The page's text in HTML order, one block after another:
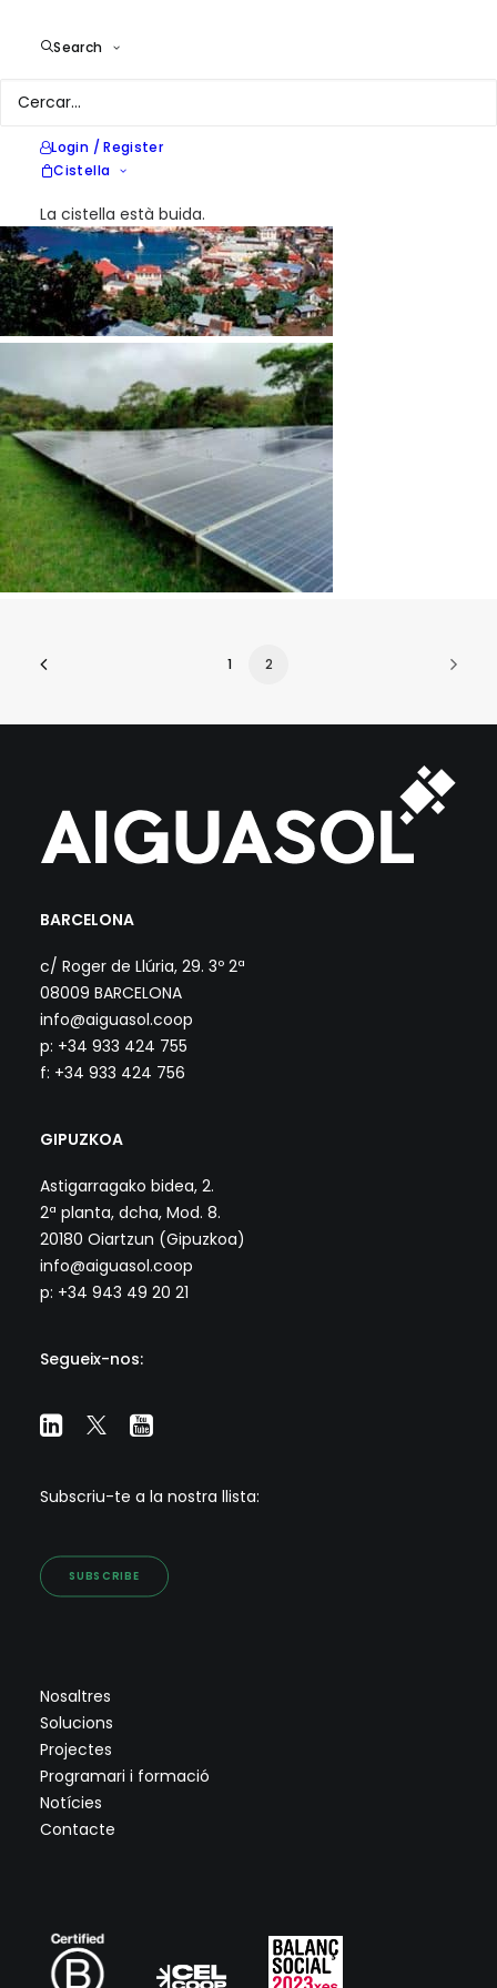
Search
Login / Register
Cistella
La cistella està buida.
Pla d’inversió
xarxa, amb la utilitat com a beneficiària
1 2
BARCELONA
c/ Roger de Llúria, 29. 3º 2ª
08009 BARCELONA
info@aiguasol.coop
p: +34 933 424 755
f: +34 933 424 756
GIPUZKOA
Astigarragako bidea, 2.
2ª planta, dcha, Mod. 8.
20180 Oiartzun (Gipuzkoa)
info@aiguasol.coop
p: +34 943 49 20 21
Segueix-nos:
Subscriu-te a la nostra llista:
SUBSCRIBE
Nosaltres
Solucions
Projectes
Programari i formació
Notícies
Contacte